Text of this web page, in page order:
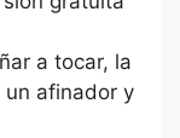
a tocar, la
un afinador y